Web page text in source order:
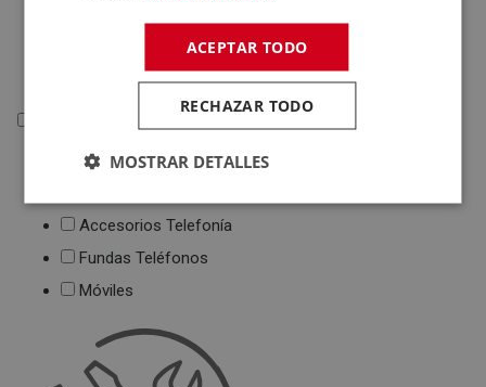
Telefonía
Accesorios Telefonía
Fundas Teléfonos
Móviles
ACEPTAR TODO
RECHAZAR TODO
MOSTRAR DETALLES